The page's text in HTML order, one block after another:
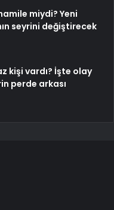
miydi? Yeni
seyrini değiştirecek
kişi vardı? İşte olay
perde arkası